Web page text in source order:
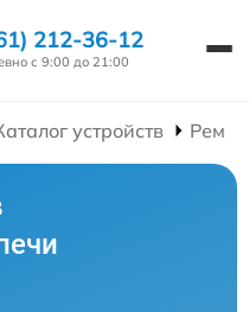
212-36-12
с 9:00 до 21:00
устройств